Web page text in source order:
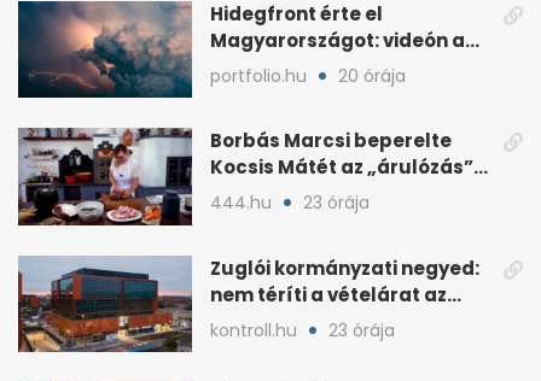
Hidegfront érte el
Magyarországot: videón a
látványos időjárásváltás
portfolio.hu 20 órája
Borbás Marcsi beperelte
Kocsis Mátét az „árulózás”
miatt
444.hu 23 órája
Zuglói kormányzati negyed:
nem téríti a vételárat az
ingatlanfejlesztő
kontroll.hu 23 órája